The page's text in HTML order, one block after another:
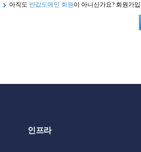
아직도 반값도메인 회원 이 아니신가요? 회원가
인프라